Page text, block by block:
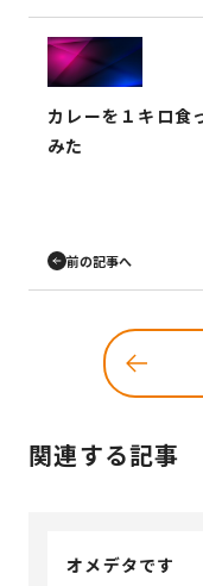
カレーを１キロ食
みた
前の記事へ
関連する記事
オメデタです